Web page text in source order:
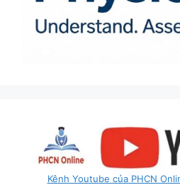
Kênh Youtube của PHCN